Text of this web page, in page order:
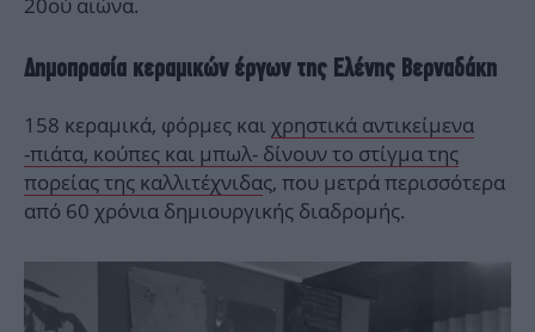
20ού αιώνα.
Δημοπρασία κεραμικών έργων της Ελένης Βερναδάκη
158 κεραμικά, φόρμες καιχρηστικά αντικείμενα
-πιάτα, κούπες και μπωλ- δίνουν το στίγμα της
πορείας της καλλιτέχνιδας, που μετρά περισσότερα
από 60 χρόνια δημιουργικής διαδρομής.